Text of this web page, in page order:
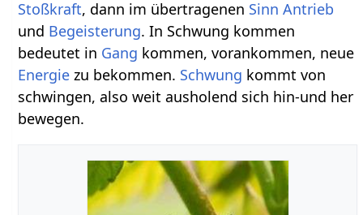
Stoßkraft, dann im übertragenen Sinn Antrieb
und Begeisterung. In Schwung kommen
bedeutet in Gang kommen, vorankommen, neue
Energie zu bekommen. Schwung kommt von
schwingen, also weit ausholend sich hin-und her
bewegen.